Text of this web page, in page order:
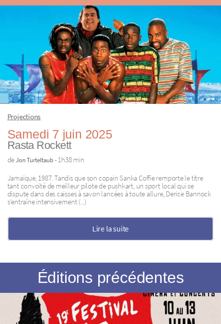
Projections
Samedi 7 juin 2025
Rasta Rockett
deJon Turteltaub- 1h38 min
Jamaïque, 1987. Tandis que son copain Sanka Coffie remporte le titre
tant convoité de meilleur pilote de pushkart, un sport local qui se
dispute dans des caisses à savon lancées à toute allure, Derice Bannock
s’entraîne intensivement (...)
Lire la suite
Éditions précédentes